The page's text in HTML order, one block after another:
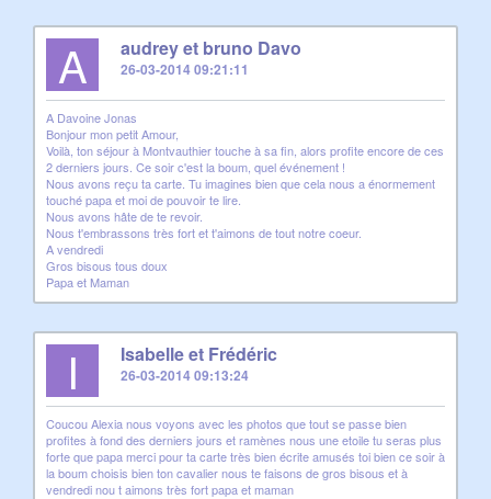
A audrey et bruno Davo
26-03-2014 09:21:11
A Davoine Jonas
Bonjour mon petit Amour,
Voilà, ton séjour à Montvauthier touche à sa fin, alors profite encore de ces
2 derniers jours. Ce soir c'est la boum, quel événement !
Nous avons reçu ta carte. Tu imagines bien que cela nous a énormement
touché papa et moi de pouvoir te lire.
Nous avons hâte de te revoir.
Nous t'embrassons très fort et t'aimons de tout notre coeur.
A vendredi
Gros bisous tous doux
Papa et Maman
I Isabelle et Frédéric
26-03-2014 09:13:24
Coucou Alexia nous voyons avec les photos que tout se passe bien
profites à fond des derniers jours et ramènes nous une etoile tu seras plus
forte que papa merci pour ta carte très bien écrite amusés toi bien ce soir à
la boum choisis bien ton cavalier nous te faisons de gros bisous et à
vendredi nou t aimons très fort papa et maman